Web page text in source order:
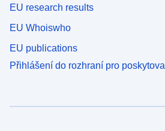
EU research results
EU Whoiswho
EU publications
Přihlášení do rozhraní pro